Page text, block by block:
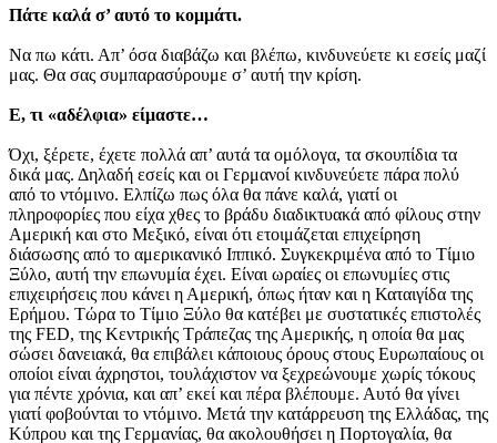
Πάτε καλά σ’ αυτό το κομμάτι.
Να πω κάτι. Απ’ όσα διαβάζω και βλέπω, κινδυνεύετε κι εσείς μαζί
μας. Θα σας συμπαρασύρουμε σ’ αυτή την κρίση.
Ε, τι «αδέλφια» είμαστε…
Όχι, ξέρετε, έχετε πολλά απ’ αυτά τα ομόλογα, τα σκουπίδια τα
δικά μας. Δηλαδή εσείς και οι Γερμανοί κινδυνεύετε πάρα πολύ
από το ντόμινο. Ελπίζω πως όλα θα πάνε καλά, γιατί οι
πληροφορίες που είχα χθες το βράδυ διαδικτυακά από φίλους στην
Αμερική και στο Μεξικό, είναι ότι ετοιμάζεται επιχείρηση
διάσωσης από το αμερικανικό Ιππικό. Συγκεκριμένα από το Τίμιο
Ξύλο, αυτή την επωνυμία έχει. Είναι ωραίες οι επωνυμίες στις
επιχειρήσεις που κάνει η Αμερική, όπως ήταν και η Καταιγίδα της
Ερήμου. Τώρα το Τίμιο Ξύλο θα κατέβει με συστατικές επιστολές
της FED, της Κεντρικής Τράπεζας της Αμερικής, η οποία θα μας
σώσει δανειακά, θα επιβάλει κάποιους όρους στους Ευρωπαίους οι
οποίοι είναι άχρηστοι, τουλάχιστον να ξεχρεώνουμε χωρίς τόκους
για πέντε χρόνια, και απ’ εκεί και πέρα βλέπουμε. Αυτό θα γίνει
γιατί φοβούνται το ντόμινο. Μετά την κατάρρευση της Ελλάδας, της
Κύπρου και της Γερμανίας, θα ακολουθήσει η Πορτογαλία, θα